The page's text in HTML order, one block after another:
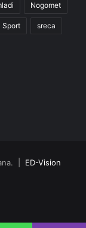
Nogomet
Sport sreca
| ED-Vision